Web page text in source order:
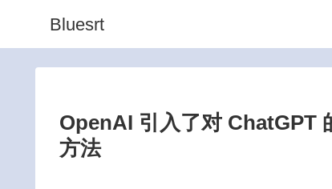
Bluesrt
OpenAI 引入了对 ChatGPT
方法